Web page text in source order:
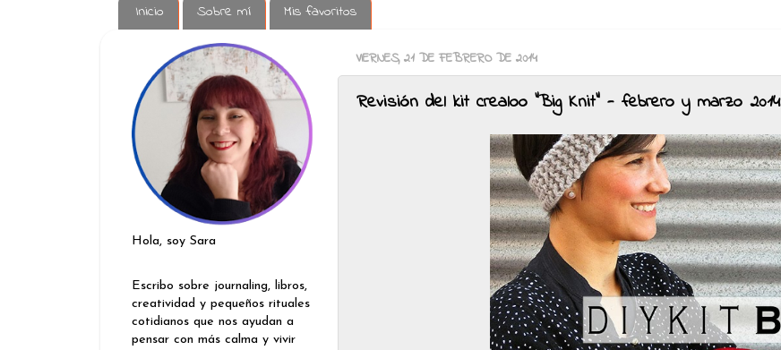
Inicio Sobre mí Mis favoritos
VIERNES, 21 DE FEBRERO DE 2014
Revisión del kit crealoo "Big Knit" - febrero y marzo 2014
Hola, soy Sara
Escribo sobre journaling, libros,
creatividad y pequeños rituales
cotidianos que nos ayudan a
pensar con más calma y vivir